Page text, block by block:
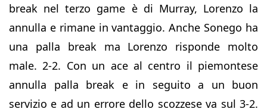
break nel terzo game è di Murray, Lorenzo la
annulla e rimane in vantaggio. Anche Sonego ha
una palla break ma Lorenzo risponde molto
male. 2-2. Con un ace al centro il piemontese
annulla palla break e in seguito a un buon
servizio e ad un errore dello scozzese va sul 3-2.